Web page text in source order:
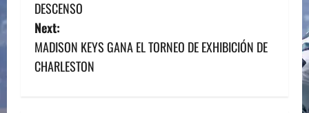
s
t
DESCENSO
Next:
MADISON KEYS GANA EL TORNEO DE EXHIBICIÓN DE
CHARLESTON